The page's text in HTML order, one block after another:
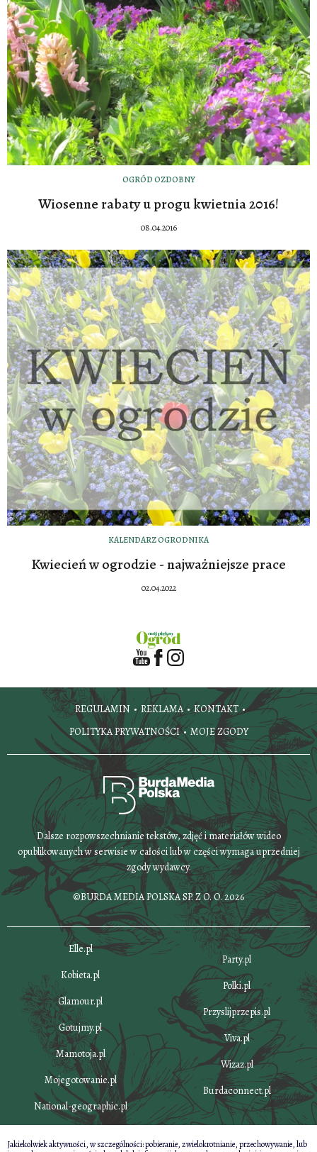
OGRÓD OZDOBNY
Wiosenne rabaty u progu kwietnia 2016!
08.04.2016
KALENDARZ OGRODNIKA
Kwiecień w ogrodzie - najważniejsze prace
02.04.2022
REGULAMIN REKLAMA
KONTAKT
POLITYKA PRYWATNOŚCI
MOJE ZGODY
Dalsze rozpowszechnianie tekstów, zdjęć i materiałów wideo
opublikowanych w serwisie w całości lub w części wymaga uprzedniej
zgody wydawcy.
©BURDA MEDIA POLSKA SP. Z O. O. 2026
Elle.pl
Kobieta.pl
Glamour.pl
Gotujmy.pl
Mamotoja.pl
Mojegotowanie.pl
National-geographic.pl
Party.pl
Polki.pl
Przyslijprzepis.pl
Viva.pl
Wizaz.pl
Burdaconnect.pl
Jakiekolwiek aktywności, w szczególności: pobieranie, zwielokrotnianie, przechowywanie, lub